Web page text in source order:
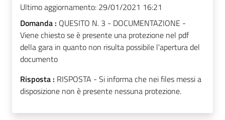
Ultimo aggiornamento: 29/01/2021 16:21
Domanda : QUESITO N. 3 - DOCUMENTAZIONE -
Viene chiesto se è presente una protezione nel pdf
della gara in quanto non risulta possibile l'apertura del
documento
Risposta : RISPOSTA - Si informa che nei files messi a
disposizione non è presente nessuna protezione.